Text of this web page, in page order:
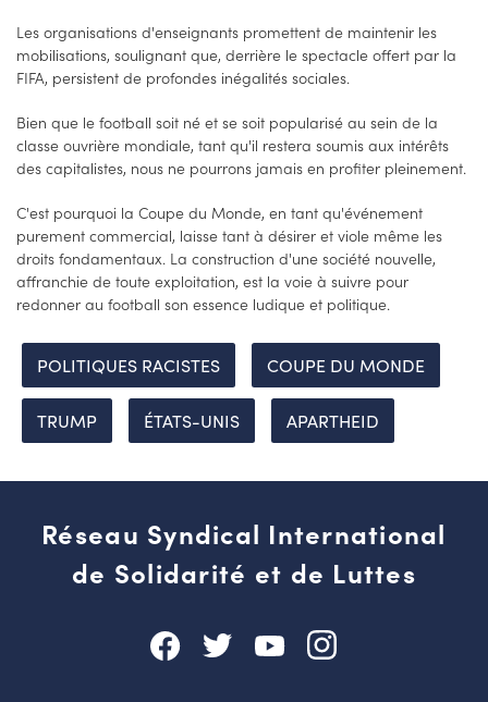
Les organisations d'enseignants promettent de maintenir les
mobilisations, soulignant que, derrière le spectacle offert par la
FIFA, persistent de profondes inégalités sociales.
Bien que le football soit né et se soit popularisé au sein de la
classe ouvrière mondiale, tant qu'il restera soumis aux intérêts
des capitalistes, nous ne pourrons jamais en profiter pleinement.
C'est pourquoi la Coupe du Monde, en tant qu'événement
purement commercial, laisse tant à désirer et viole même les
droits fondamentaux. La construction d'une société nouvelle,
affranchie de toute exploitation, est la voie à suivre pour
redonner au football son essence ludique et politique.
POLITIQUES RACISTES COUPE DU MONDE
TRUMP ÉTATS-UNIS APARTHEID
Réseau Syndical International
de Solidarité et de Luttes